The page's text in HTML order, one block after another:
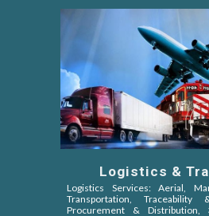
Logistics &
Logistics Services: Aerial,
Transportation, Traceability
Procurement &